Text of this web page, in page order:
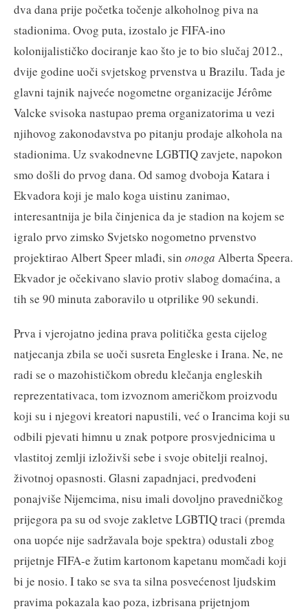
dva dana prije početka točenje alkoholnog piva na
stadionima. Ovog puta, izostalo je FIFA-ino
kolonijalističko dociranje kao što je to bio slučaj 2012.,
dvije godine uoči svjetskog prvenstva u Brazilu. Tada je
glavni tajnik najveće nogometne organizacije Jérôme
Valcke svisoka nastupao prema organizatorima u vezi
njihovog zakonodavstva po pitanju prodaje alkohola na
stadionima. Uz svakodnevne LGBTIQ zavjete, napokon
smo došli do prvog dana. Od samog dvoboja Katara i
Ekvadora koji je malo koga uistinu zanimao,
interesantnija je bila činjenica da je stadion na kojem se
igralo prvo zimsko Svjetsko nogometno prvenstvo
projektirao Albert Speer mlađi, sin onoga Alberta Speera.
Ekvador je očekivano slavio protiv slabog domaćina, a
tih se 90 minuta zaboravilo u otprilike 90 sekundi.
Prva i vjerojatno jedina prava politička gesta cijelog
natjecanja zbila se uoči susreta Engleske i Irana. Ne, ne
radi se o mazohističkom obredu klečanja engleskih
reprezentativaca, tom izvoznom američkom proizvodu
koji su i njegovi kreatori napustili, već o Irancima koji su
odbili pjevati himnu u znak potpore prosvjednicima u
vlastitoj zemlji izloživši sebe i svoje obitelji realnoj,
životnoj opasnosti. Glasni zapadnjaci, predvođeni
ponajviše Nijemcima, nisu imali dovoljno pravedničkog
prijegora pa su od svoje zakletve LGBTIQ traci (premda
ona uopće nije sadržavala boje spektra) odustali zbog
prijetnje FIFA-e žutim kartonom kapetanu momčadi koji
bi je nosio. I tako se sva ta silna posvećenost ljudskim
pravima pokazala kao poza, izbrisana prijetnjom